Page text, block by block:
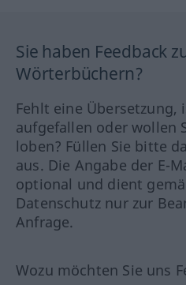
Sie haben Feedback
Wörterbüchern?
Fehlt eine Übersetzung,
aufgefallen oder wollen
loben? Füllen Sie bitte
aus. Die Angabe der E-
optional und dient
Datenschutz nur zur
Anfrage.
Wozu möchten Sie uns